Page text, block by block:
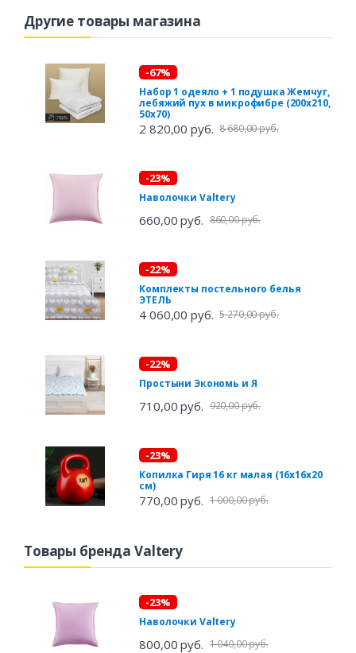
Другие товары магазина
-67%
Набор 1 одеяло + 1 подушка Жемчуг,
лебяжий пух в микрофибре (200х210,
50х70)
2 820,00 руб. 8 680,00 руб.
-23%
Наволочки Valtery
660,00 руб. 860,00 руб.
-22%
Комплекты постельного белья
ЭТЕЛЬ
4 060,00 руб. 5 270,00 руб.
-22%
Простыни Экономь и Я
710,00 руб. 920,00 руб.
-23%
Копилка Гиря 16 кг малая (16х16х20
см)
770,00 руб. 1 000,00 руб.
Товары бренда Valtery
-23%
Наволочки Valtery
800,00 руб. 1 040,00 руб.